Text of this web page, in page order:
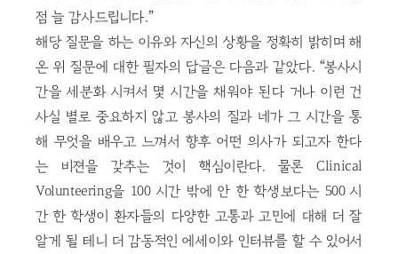
점 늘 감사드립니다.”
해당 질문을 하는 이유와 자신의 상황을 정확히 밝히며 해
온 위 질문에 대한 필자의 답글은 다음과 같았다. “봉사시
간을 세분화 시켜서 몇 시간을 채워야 된다 거나 이런 건
사실 별로 중요하지 않고 봉사의 질과 네가 그 시간을 통
해 무엇을 배우고 느껴서 향후 어떤 의사가 되고자 한다
는 비젼을 갖추는 것이 핵심이란다. 물론 Clinical
Volunteering을 100 시간 밖에 안 한 학생보다는 500 시
간 한 학생이 환자들의 다양한 고통과 고민에 대해 더 잘
알게 될 테니 더 감동적인 에세이와 인터뷰를 할 수 있어서